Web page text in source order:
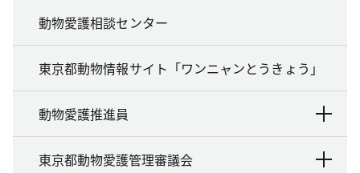
動物愛護相談センター
東京都動物情報サイト「ワンニャンとうきょう」
動物愛護推進員
東京都動物愛護管理審議会